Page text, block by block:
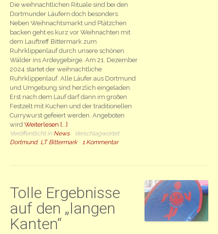
Die weihnachtlichen Rituale sind bei den
Dortmunder Läufern doch besonders:
Neben Weihnachtsmarkt und Plätzchen
backen geht es kurz vor Weihnachten mit
dem Lauftreff Bittermark zum
Ruhrklippenlauf durch unsere schönen
Wälder ins Ardeygebirge. Am 21. Dezember
2024 startet der weihnachtliche
Ruhrklippenlauf. Alle Läufer aus Dortmund
und Umgebung sind herzlich eingeladen.
Erst nach dem Lauf darf dann im großen
Festzelt mit Kuchen und der traditionellen
Currywurst gefeiert werden. Angeboten
wirdWeiterlesen [...]
Veröffentlicht in News
Verschlagwortet
Dortmund, LT Bittermark 1 Kommentar
Tolle Ergebnisse
auf den „langen
Kanten“